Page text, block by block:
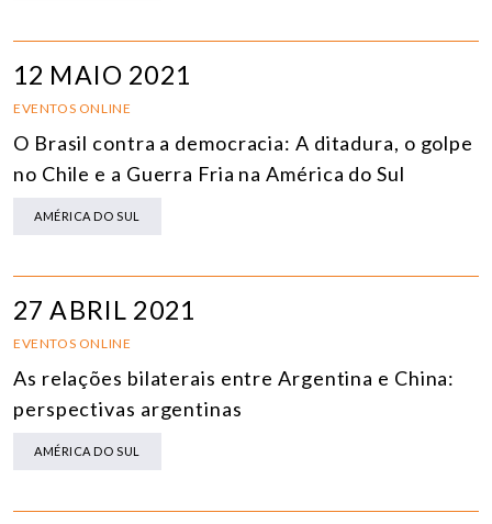
12 MAIO 2021
EVENTOS ONLINE
O Brasil contra a democracia: A ditadura, o golpe
no Chile e a Guerra Fria na América do Sul
AMÉRICA DO SUL
27 ABRIL 2021
EVENTOS ONLINE
As relações bilaterais entre Argentina e China:
perspectivas argentinas
AMÉRICA DO SUL